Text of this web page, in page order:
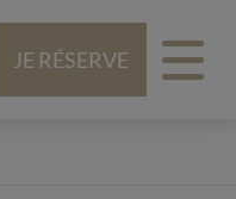
JE RÉSERVE